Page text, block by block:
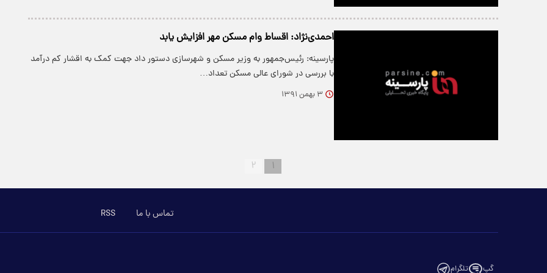
احمدی‌نژاد: اقساط وام مسکن مهر افزایش یابد
پارسینه: رئیس‌جمهور به وزیر مسکن و شهرسازی دستور داد جهت کمک به اقشار کم درآمد
با بررسی در شورای عالی مسکن تعداد…
۳ بهمن ۱۳۹۱
۱ ۲
تماس با ما RSS
گپ تلگرام